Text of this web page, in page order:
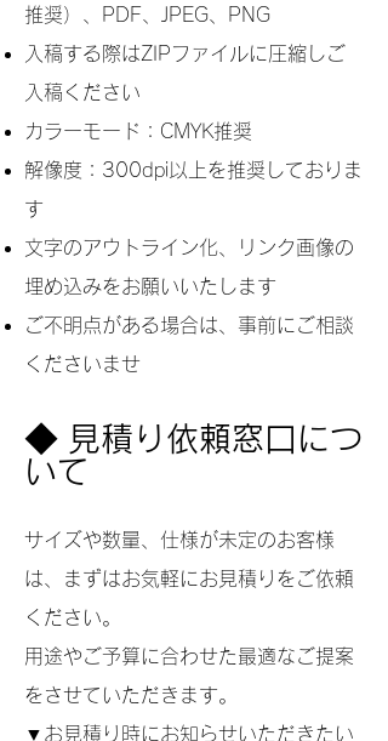
推奨）、PDF、JPEG、PNG
入稿する際はZIPファイルに圧縮しご
入稿ください
カラーモード：CMYK推奨
解像度：300dpi以上を推奨しておりま
す
文字のアウトライン化、リンク画像の
埋め込みをお願いいたします
ご不明点がある場合は、事前にご相談
くださいませ
◆ 見積り依頼窓口につ
いて
サイズや数量、仕様が未定のお客様
は、まずはお気軽にお見積りをご依頼
ください。
用途やご予算に合わせた最適なご提案
をさせていただきます。
▼お見積り時にお知らせいただきたい